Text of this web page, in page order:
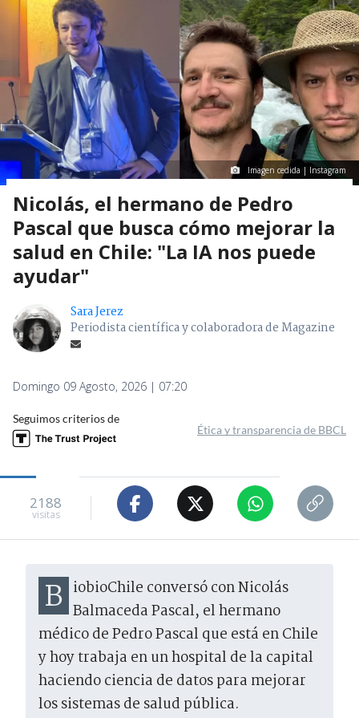
Imagen cedida | Instagram
Nicolás, el hermano de Pedro
Pascal que busca cómo mejorar la
salud en Chile: "La IA nos puede
ayudar"
Sara Jerez
Periodista científica y colaboradora de Magazine
Domingo 09 Agosto, 2026 | 07:20
Seguimos criterios de
Ética y transparencia de BBCL
2188
visitas
BiobioChile conversó con Nicolás Balmaceda Pascal, el hermano
médico de Pedro Pascal que está en Chile
y hoy trabaja en un hospital de la capital
haciendo ciencia de datos para mejorar
los sistemas de salud pública.